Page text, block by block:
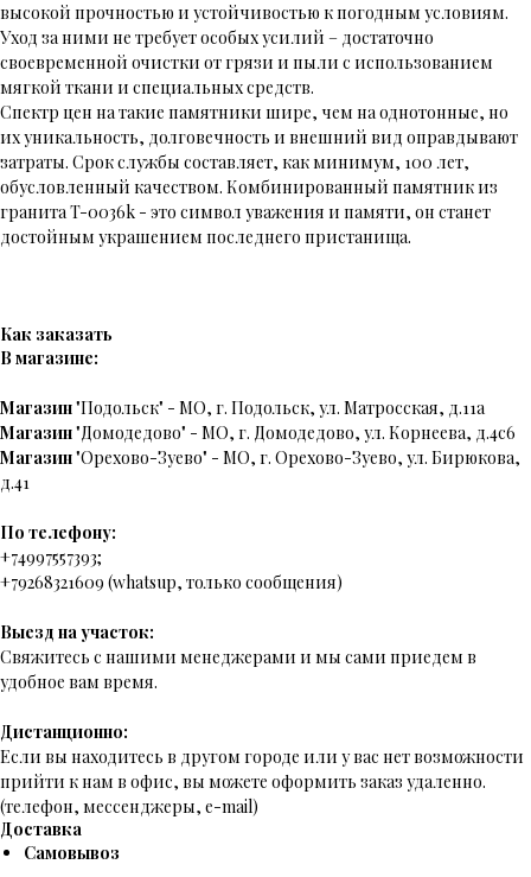
высокой прочностью и устойчивостью к погодным условиям.
Уход за ними не требует особых усилий – достаточно
своевременной очистки от грязи и пыли с использованием
мягкой ткани и специальных средств.
Спектр цен на такие памятники шире, чем на однотонные, но
их уникальность, долговечность и внешний вид оправдывают
затраты. Срок службы составляет, как минимум, 100 лет,
обусловленный качеством. Комбинированный памятник из
гранита T-0036k - это символ уважения и памяти, он станет
достойным украшением последнего пристанища.
Как заказать
В магазине:
Магазин"Подольск" - МО, г. Подольск, ул. Матросская, д.11а
Магазин"Домодедово" - МО, г. Домодедово, ул. Корнеева, д.4с6
Магазин"Орехово-Зуево" - МО, г. Орехово-Зуево, ул. Бирюкова,
д.41
По телефону:
+74997557393;
+79268321609 (whatsup, только сообщения)
Выезд на участок:
Свяжитесь с нашими менеджерами и мы сами приедем в
удобное вам время.
Дистанционно:
Если вы находитесь в другом городе или у вас нет возможности
прийти к нам в офис, вы можете оформить заказ удаленно.
(телефон, мессенджеры, e-mail)
Доставка
Самовывоз